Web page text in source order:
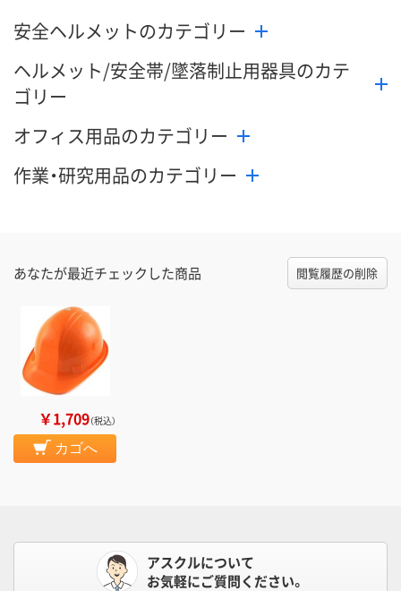
安全ヘルメットのカテゴリー
ヘルメット/安全帯/墜落制止用器具のカテ
ゴリー
オフィス用品のカテゴリー
作業・研究用品のカテゴリー
あなたが最近チェックした商品 閲覧履歴の削除
￥1,709（税込）
カゴへ
アスクルについて
お気軽にご質問ください。